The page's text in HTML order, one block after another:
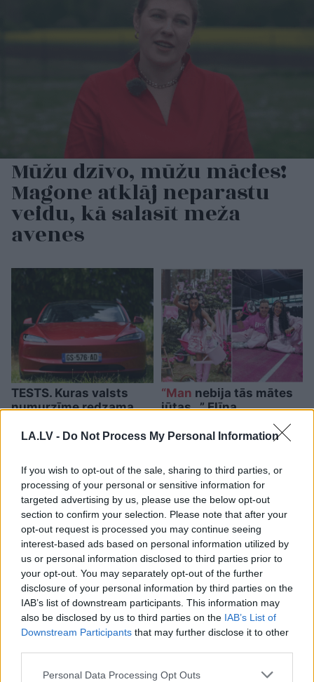
LA.LV - Do Not Process My Personal Information
If you wish to opt-out of the sale, sharing to third parties, or
processing of your personal or sensitive information for
targeted advertising by us, please use the below opt-out
section to confirm your selection. Please note that after your
opt-out request is processed you may continue seeing
interest-based ads based on personal information utilized by
us or personal information disclosed to third parties prior to
your opt-out. You may separately opt-out of the further
disclosure of your personal information by third parties on the
IAB’s list of downstream participants. This information may
also be disclosed by us to third parties on the IAB’s List of
Downstream Participants that may further disclose it to other
Please note that this website/app uses one or more Google
Personal Data Processing Opt Outs
Mūžu dzīvo, mūžu mācies!
Magone atklāj neparastu
veidu, kā salasīt meža
avenes
TESTS. Kuras valsts
numurzīme redzama
testā iegūst vismaz
“Man nebija tās mātes
jūtas…” Elīna
Didrihsone atklāti par
laiku pēc dēla
“Tāsanāca, ka iemīlējās